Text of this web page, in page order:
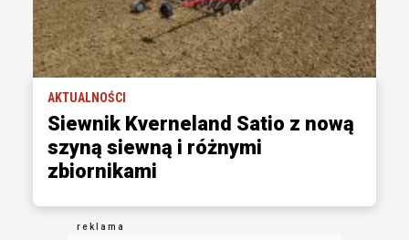
AKTUALNOŚCI
Siewnik Kverneland Satio z nową
szyną siewną i różnymi
zbiornikami